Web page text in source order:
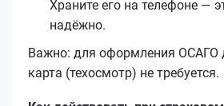
Храните его на телефоне —
надёжно.
Важно: для оформления ОСАГО
карта (техосмотр) не требуется.